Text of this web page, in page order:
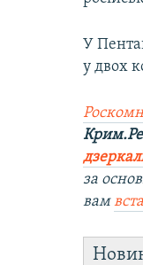
У
у двох
за
вам